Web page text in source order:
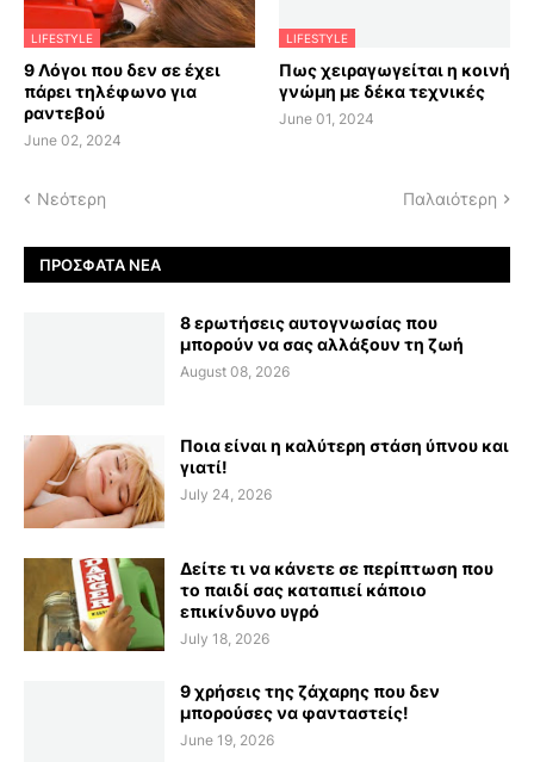
LIFESTYLE
9 Λόγοι που δεν σε έχει
πάρει τηλέφωνο για
ραντεβού
June 02, 2024
LIFESTYLE
Πως χειραγωγείται η κοινή
γνώμη με δέκα τεχνικές
June 01, 2024
Νεότερη Παλαιότερη
ΠΡΌΣΦΑΤΑ ΝΈΑ
8 ερωτήσεις αυτογνωσίας που
μπορούν να σας αλλάξουν τη ζωή
August 08, 2026
Ποια είναι η καλύτερη στάση ύπνου και
γιατί!
July 24, 2026
Δείτε τι να κάνετε σε περίπτωση που
το παιδί σας καταπιεί κάποιο
επικίνδυνο υγρό
July 18, 2026
9 χρήσεις της ζάχαρης που δεν
μπορούσες να φανταστείς!
June 19, 2026